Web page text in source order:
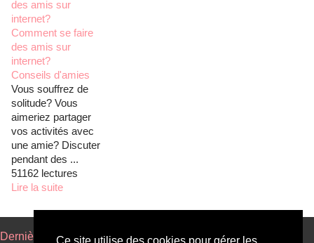
Comment se faire
des amis sur
internet?
Conseils d'amies
Vous souffrez de
solitude? Vous
aimeriez partager
vos activités avec
une amie? Discuter
pendant des ...
51162 lectures
Lire la suite
Dernières annonces Annonces par régions Blog